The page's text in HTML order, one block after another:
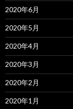
2020年6月
2020年5月
2020年4月
2020年3月
2020年2月
2020年1月